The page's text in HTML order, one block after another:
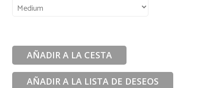
AÑADIR A LA CESTA
AÑADIR A LA LISTA DE DESEOS